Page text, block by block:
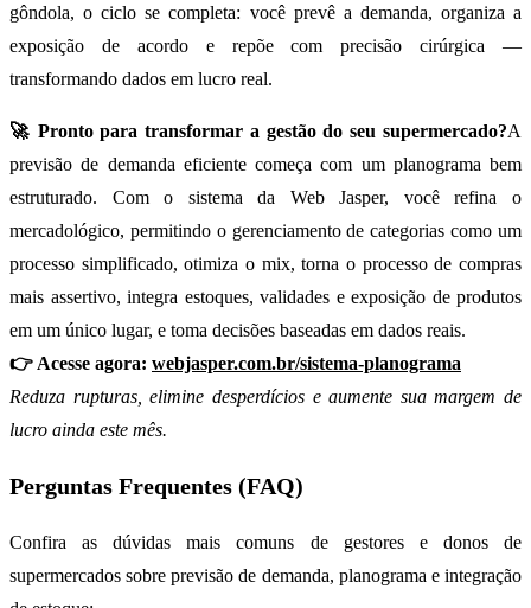
gôndola, o ciclo se completa: você prevê a demanda, organiza a
exposição de acordo e repõe com precisão cirúrgica —
transformando dados em lucro real.
🚀 Pronto para transformar a gestão do seu supermercado?A
previsão de demanda eficiente começa com um planograma bem
estruturado. Com o sistema da Web Jasper, você refina o
mercadológico, permitindo o gerenciamento de categorias como um
processo simplificado, otimiza o mix, torna o processo de compras
mais assertivo, integra estoques, validades e exposição de produtos
em um único lugar, e toma decisões baseadas em dados reais.
👉 Acesse agora: webjasper.com.br/sistema-planograma
Reduza rupturas, elimine desperdícios e aumente sua margem de
lucro ainda este mês.
Perguntas Frequentes (FAQ)
Confira as dúvidas mais comuns de gestores e donos de
supermercados sobre previsão de demanda, planograma e integração